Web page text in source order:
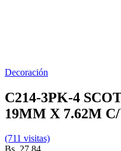
Decoración
C214-3PK-4
19MM X 7.62M
(711 visitas)